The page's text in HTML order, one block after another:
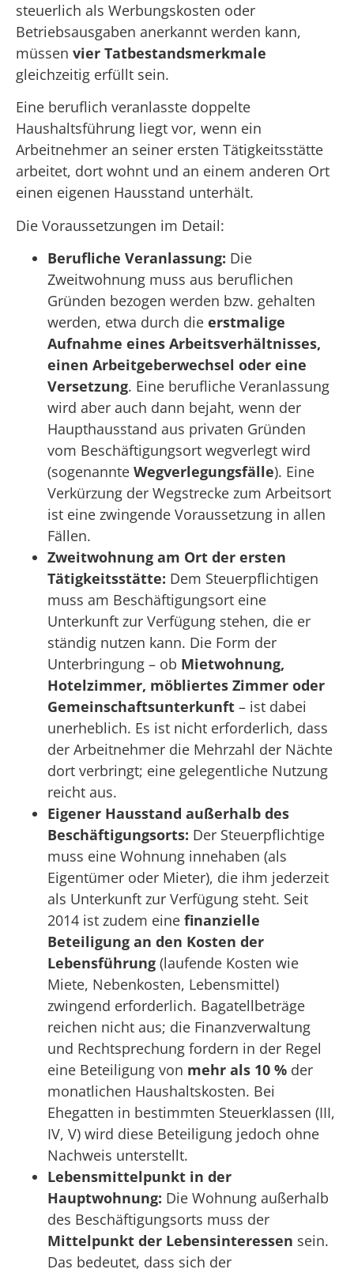
steuerlich als Werbungskosten oder
Betriebsausgaben anerkannt werden kann,
müssen vier Tatbestandsmerkmale
gleichzeitig erfüllt sein.
Eine beruflich veranlasste doppelte
Haushaltsführung liegt vor, wenn ein
Arbeitnehmer an seiner ersten Tätigkeitsstätte
arbeitet, dort wohnt und an einem anderen Ort
einen eigenen Hausstand unterhält.
Die Voraussetzungen im Detail:
Berufliche Veranlassung: Die
Zweitwohnung muss aus beruflichen
Gründen bezogen werden bzw. gehalten
werden, etwa durch die erstmalige
Aufnahme eines Arbeitsverhältnisses,
einen Arbeitgeberwechsel oder eine
Versetzung. Eine berufliche Veranlassung
wird aber auch dann bejaht, wenn der
Haupthausstand aus privaten Gründen
vom Beschäftigungsort wegverlegt wird
(sogenannte Wegverlegungsfälle). Eine
Verkürzung der Wegstrecke zum Arbeitsort
ist eine zwingende Voraussetzung in allen
Fällen.
Zweitwohnung am Ort der ersten
Tätigkeitsstätte: Dem Steuerpflichtigen
muss am Beschäftigungsort eine
Unterkunft zur Verfügung stehen, die er
ständig nutzen kann. Die Form der
Unterbringung – ob Mietwohnung,
Hotelzimmer, möbliertes Zimmer oder
Gemeinschaftsunterkunft – ist dabei
unerheblich. Es ist nicht erforderlich, dass
der Arbeitnehmer die Mehrzahl der Nächte
dort verbringt; eine gelegentliche Nutzung
reicht aus.
Eigener Hausstand außerhalb des
Beschäftigungsorts: Der Steuerpflichtige
muss eine Wohnung innehaben (als
Eigentümer oder Mieter), die ihm jederzeit
als Unterkunft zur Verfügung steht. Seit
2014 ist zudem eine finanzielle
Beteiligung an den Kosten der
Lebensführung (laufende Kosten wie
Miete, Nebenkosten, Lebensmittel)
zwingend erforderlich. Bagatellbeträge
reichen nicht aus; die Finanzverwaltung
und Rechtsprechung fordern in der Regel
eine Beteiligung von mehr als 10 % der
monatlichen Haushaltskosten. Bei
Ehegatten in bestimmten Steuerklassen (III,
IV, V) wird diese Beteiligung jedoch ohne
Nachweis unterstellt.
Lebensmittelpunkt in der
Hauptwohnung: Die Wohnung außerhalb
des Beschäftigungsorts muss der
Mittelpunkt der Lebensinteressen sein.
Das bedeutet, dass sich der